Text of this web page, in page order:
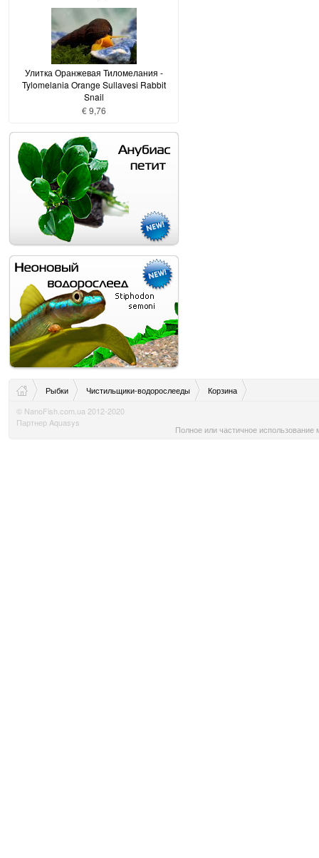
Улитка Оранжевая Тиломелания -
Tylomelania Orange Sullavesi Rabbit
Snail
€ 9,76
Рыбки Чистильщики-водорослееды
Корзина
© NanoFish.com.ua 2012-2020
Партнер Aquasys
Полное или частичное